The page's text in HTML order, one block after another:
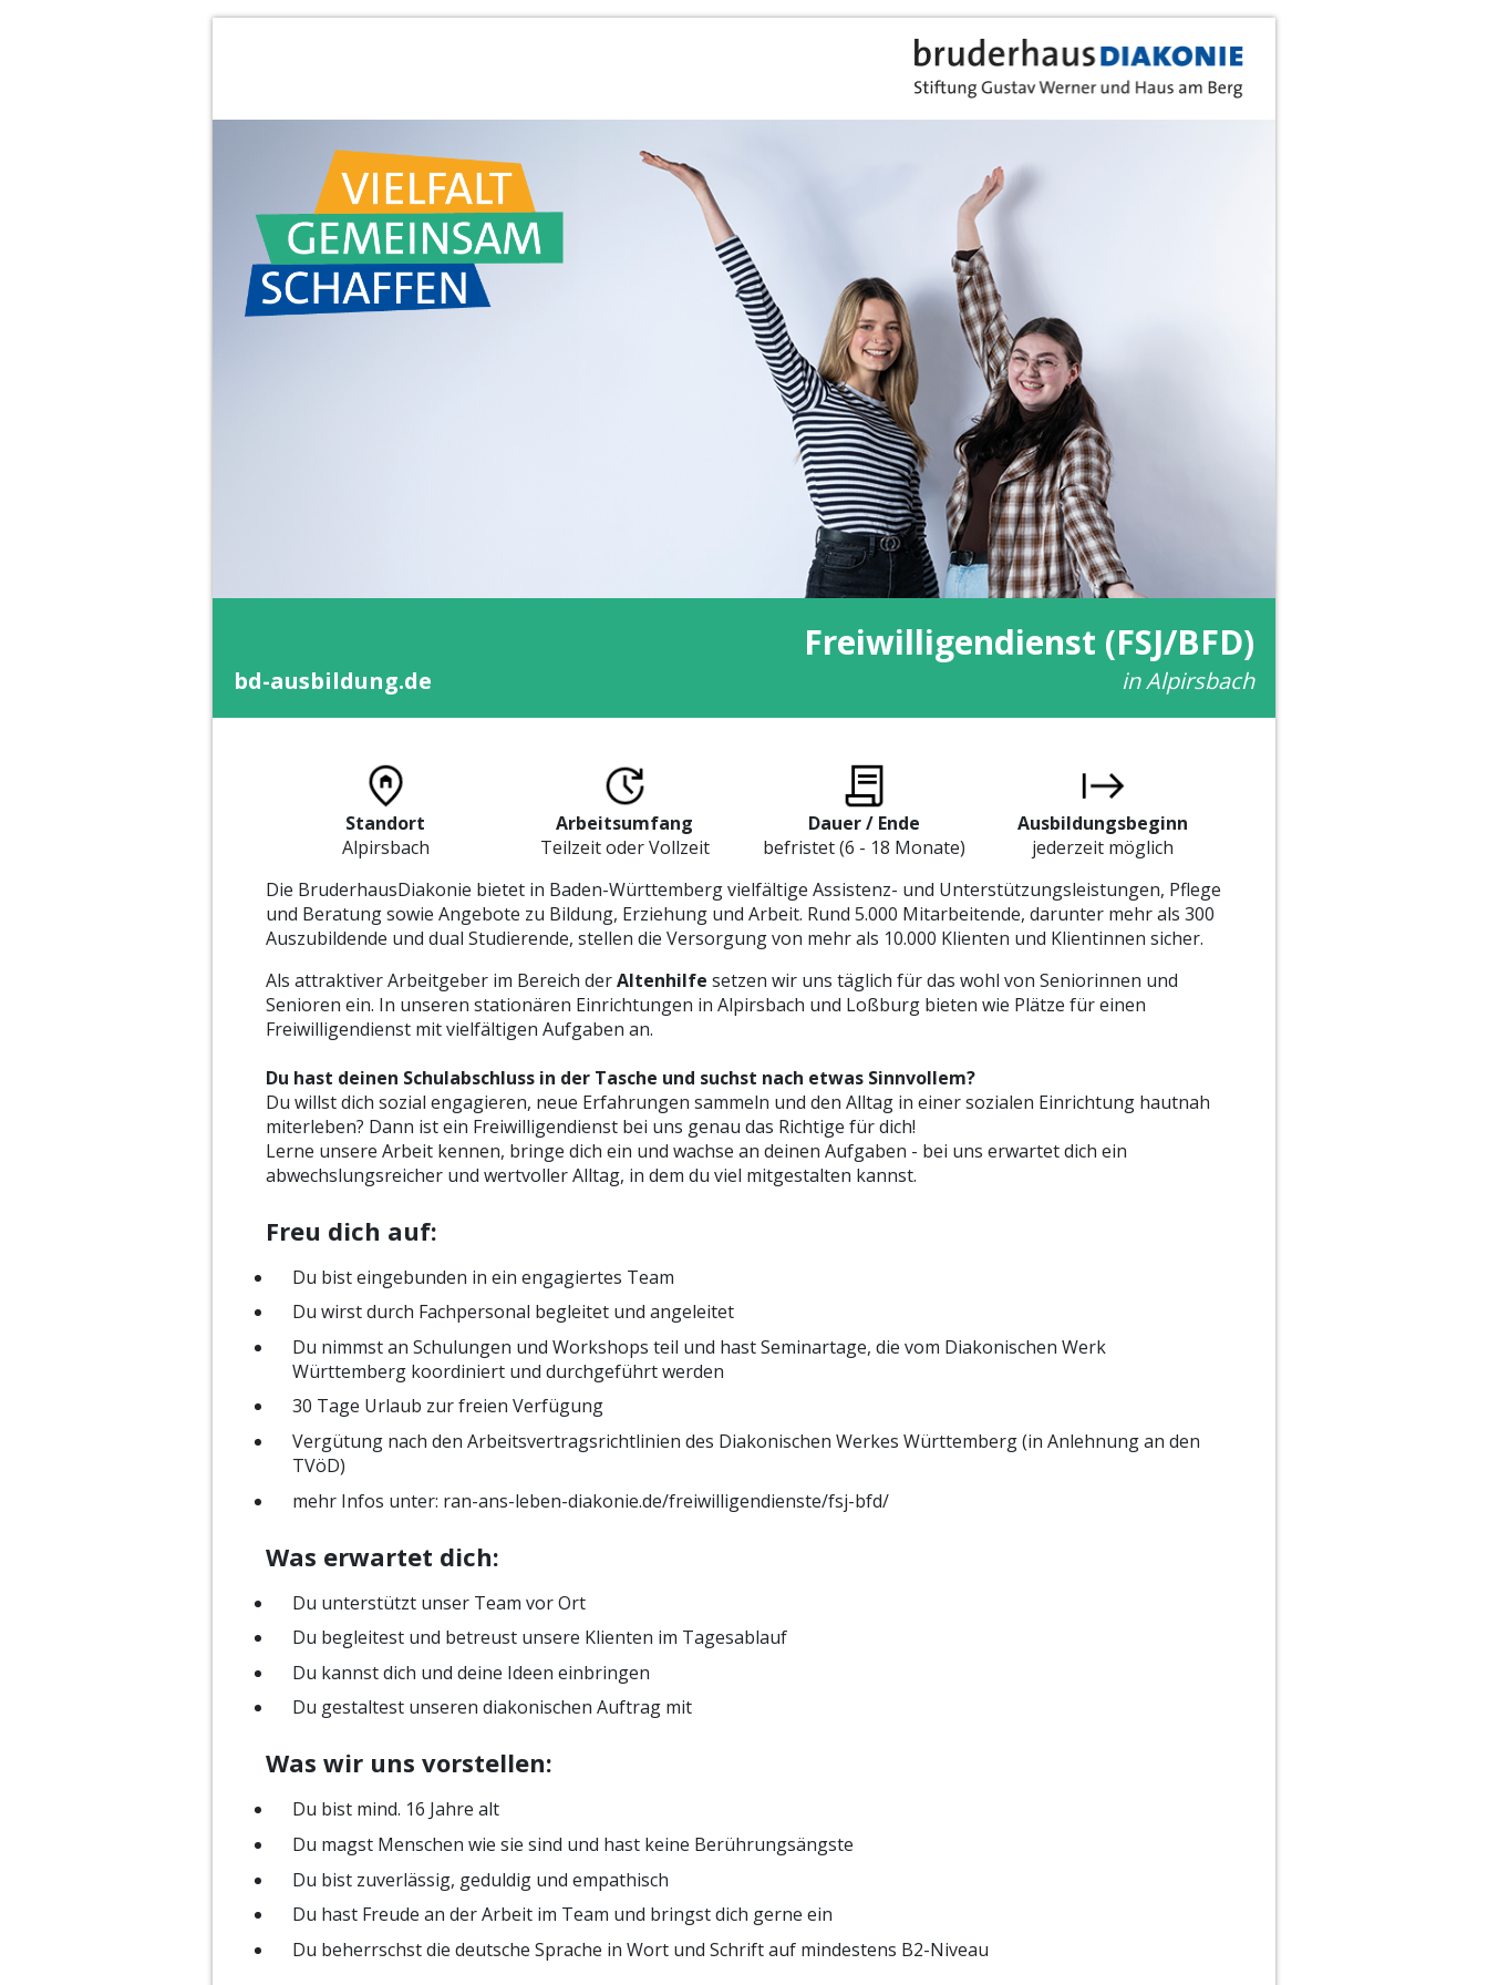
bd-ausbildung.de
Freiwilligendienst (FSJ/BFD)
in Alpirsbach
Standort
Alpirsbach
Arbeitsumfang
Teilzeit oder Vollzeit
Dauer / Ende
befristet (6 - 18 Monate)
Ausbildungsbeginn
jederzeit möglich
Die BruderhausDiakonie bietet in Baden-Württemberg vielfältige Assistenz- und Unterstützungsleistungen, Pflege
und Beratung sowie Angebote zu Bildung, Erziehung und Arbeit. Rund 5.000 Mitarbeitende, darunter mehr als 300
Auszubildende und dual Studierende, stellen die Versorgung von mehr als 10.000 Klienten und Klientinnen sicher.
Als attraktiver Arbeitgeber im Bereich derAltenhilfe setzen wir uns täglich für das wohl von Seniorinnen und
Senioren ein. In unseren stationären Einrichtungen in Alpirsbach und Loßburg bieten wie Plätze für einen
Freiwilligendienst mit vielfältigen Aufgaben an.
Du hast deinen Schulabschluss in der Tasche und suchst nach etwas Sinnvollem?
Du willst dich sozial engagieren, neue Erfahrungen sammeln und den Alltag in einer sozialen Einrichtung hautnah
miterleben? Dann ist ein Freiwilligendienst bei uns genau das Richtige für dich!
Lerne unsere Arbeit kennen, bringe dich ein und wachse an deinen Aufgaben - bei uns erwartet dich ein
abwechslungsreicher und wertvoller Alltag, in dem du viel mitgestalten kannst.
Freu dich auf:
Du bist eingebunden in ein engagiertes Team
Du wirst durch Fachpersonal begleitet und angeleitet
Du nimmst an Schulungen und Workshops teil und hast Seminartage, die vom Diakonischen Werk
Württemberg koordiniert und durchgeführt werden
30 Tage Urlaub zur freien Verfügung
Vergütung nach den Arbeitsvertragsrichtlinien des Diakonischen Werkes Württemberg (in Anlehnung an den
TVöD)
mehr Infos unter: ran-ans-leben-diakonie.de/freiwilligendienste/fsj-bfd/
Was erwartet dich:
Du unterstützt unser Team vor Ort
Du begleitest und betreust unsere Klienten im Tagesablauf
Du kannst dich und deine Ideen einbringen
Du gestaltest unseren diakonischen Auftrag mit
Was wir uns vorstellen:
Du bist mind. 16 Jahre alt
Du magst Menschen wie sie sind und hast keine Berührungsängste
Du bist zuverlässig, geduldig und empathisch
Du hast Freude an der Arbeit im Team und bringst dich gerne ein
Du beherrschst die deutsche Sprache in Wort und Schrift auf mindestens B2-Niveau